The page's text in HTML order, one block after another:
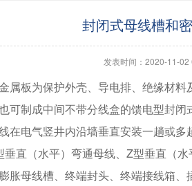
封闭式母线槽和
发表时间：2020-11-02
属板为保护外壳、导电排、绝缘材
可制成中间不带分线盒的馈电型封
在电气竖井内沿墙垂直安装一趟或
垂直（水平）弯通母线、Z型垂直（
胀母线槽、终端封头、终端接线箱、